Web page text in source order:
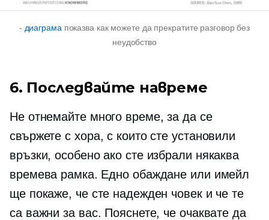
- диаграма показва как можете да прекратите разговор без
неудобство
6. Последвайте навреме
Не отнемайте много време, за да се
свържете с хора, с които сте установили
връзки, особено ако сте избрали някаква
времева рамка. Едно обаждане или имейл
ще покаже, че сте надежден човек и че те
са важни за вас. Пояснете, че очаквате да